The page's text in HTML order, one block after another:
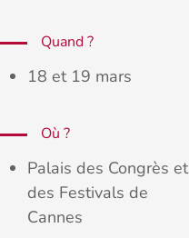
Quand ?
18 et 19 mars
Où ?
Palais des Congrès et
des Festivals de
Cannes